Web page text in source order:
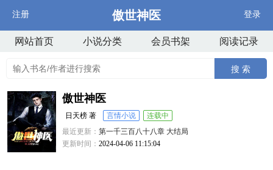
注册 傲世神医 登录
网站首页 小说分类 会员书架 阅读记录
搜 索
傲世神医
日天榜 著 言情小说
连载中
最近更新：第一千三百八十八章 大结局
更新时间：2024-04-06 11:15:04